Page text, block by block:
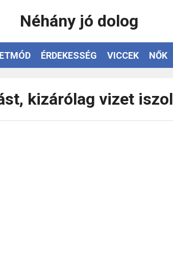
Néhány jó dolog
ÉRDEKESSÉG VICCEK NŐK
kizárólag vizet iszol